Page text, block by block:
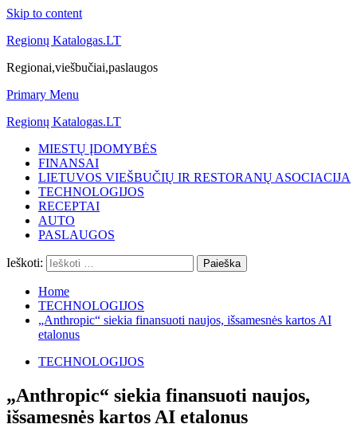
Skip to content
Regionų Katalogas.LT
Regionai,viešbučiai,paslaugos
Primary Menu
Regionų Katalogas.LT
MIESTŲ ĮDOMYBĖS
FINANSAI
LIETUVOS VIEŠBUČIŲ IR RESTORANŲ ASOCIACIJA
TECHNOLOGIJOS
RECEPTAI
AUTO
PASLAUGOS
Ieškoti:
Home
TECHNOLOGIJOS
„Anthropic“ siekia finansuoti naujos, išsamesnės kartos AI
etalonus
TECHNOLOGIJOS
„Anthropic“ siekia finansuoti naujos,
išsamesnės kartos AI etalonus